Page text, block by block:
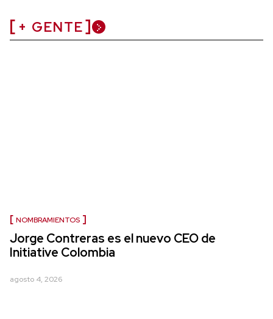
+ GENTE
NOMBRAMIENTOS
Jorge Contreras es el nuevo CEO de
Initiative Colombia
agosto 4, 2026